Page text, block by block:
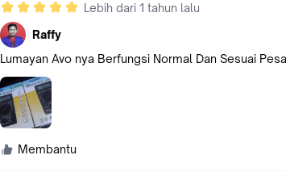
Lebih dari 1 tahun lalu
Raffy
Lumayan Avo nya Berfungsi Normal Dan Sesuai
Membantu